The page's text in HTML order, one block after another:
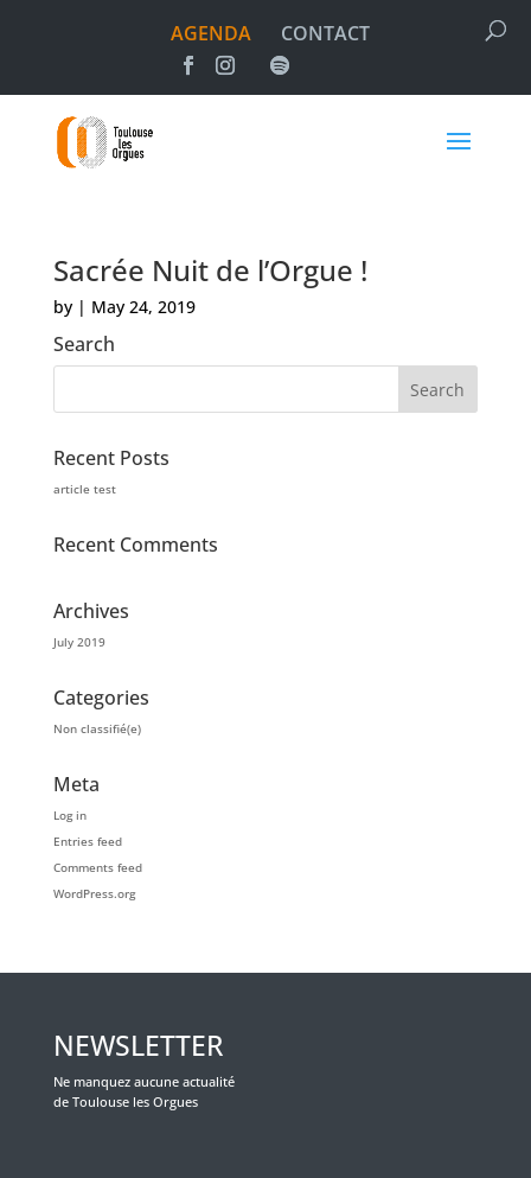
AGENDA CONTACT
Sacrée Nuit de l’Orgue !
by | May 24, 2019
Search
Recent Posts
article test
Recent Comments
Archives
July 2019
Categories
Non classifié(e)
Meta
Log in
Entries feed
Comments feed
WordPress.org
NEWSLETTER
Ne manquez aucune actualité
de Toulouse les Orgues